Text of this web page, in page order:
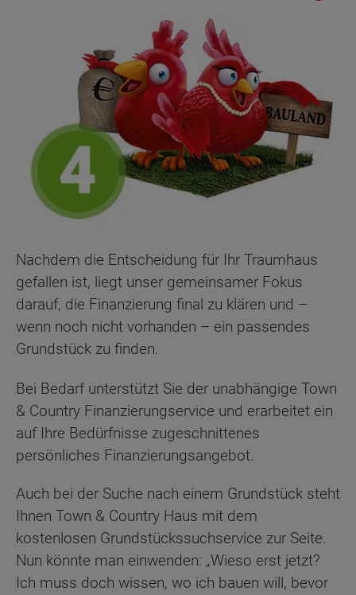
Nachdem die Entscheidung für Ihr Traumhaus
gefallen ist, liegt unser gemeinsamer Fokus
darauf, die Finanzierung final zu klären und –
wenn noch nicht vorhanden – ein passendes
Grundstück zu finden.
Bei Bedarf unterstützt Sie der unabhängige Town
& Country Finanzierungservice und erarbeitet ein
auf Ihre Bedürfnisse zugeschnittenes
persönliches Finanzierungsangebot.
Auch bei der Suche nach einem Grundstück steht
Ihnen Town & Country Haus mit dem
kostenlosen Grundstückssuchservice zur Seite.
Nun könnte man einwenden: „Wieso erst jetzt?
Ich muss doch wissen, wo ich bauen will, bevor